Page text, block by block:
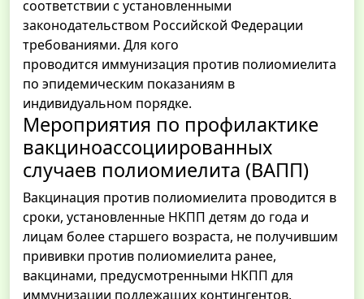
соответствии с установленными
законодательством Российской Федерации
требованиями. Для кого
проводится иммунизация против полиомиелита
по эпидемическим показаниям в
индивидуальном порядке.
Мероприятия по профилактике
вакциноассоциированных
случаев полиомиелита (ВАПП)
Вакцинация против полиомиелита проводится в
сроки, установленные НКПП детям до года и
лицам более старшего возраста, не получившим
прививки против полиомиелита ранее,
вакцинами, предусмотренными НКПП для
иммунизации подлежащих контингентов.